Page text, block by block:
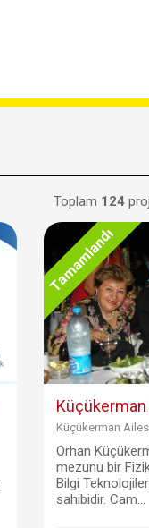
Toplam 124
Tamamlandı
Küçükerman
Orhan
mezunu bir
Bilgi
sahibidir. Cam...